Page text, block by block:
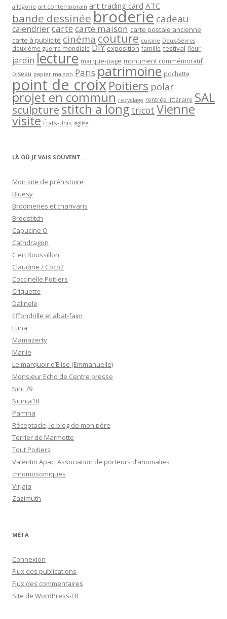
allégorie art contemporain art trading card ATC
bande dessinée broderie cadeau
calendriercartecarte maison carte postale ancienne
carte à publicité cinéma couture cuisine Deux-Sèvres
deuxième guerre mondiale DIY exposition famille festival fleur
jardin lecture marque-page monument commémoratif
oiseau papier maison Paris patrimoine pochette
point de croixPoitiers polar
projet en commun recyclage rentrée littéraire SAL
sculpturestitch a long tricot Vienne
visite États-Unis église
LÀ OÙ JE VAIS SOUVENT…
Mon site de préhistoire
Bluesy
Brodineries et charivaris
Brodstitch
Capucine O
Cathdragon
C en Roussillon
Claudine / Coco2
Coccinelle Poitiers
Criquette
Dalinele
Effondrille et abat-faim
Luna
Mamazerty
Marlie
Le marquoir d’Elise (Emmanuelle)
Monsieur Echo de Centre presse
Nini 79
Niunia18
Pamina
Réceptacle, le blog de mon père
Terrier de Marmotte
Tout Poitiers
Valentin Apac, Association de porteurs d’anomalies
chromosomiques
Virjaja
Zazimuth
MÉTA
Connexion
Flux des publications
Flux des commentaires
Site de WordPress-FR